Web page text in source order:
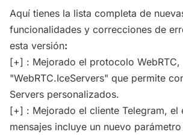
Aquí tienes la lista completa de
funcionalidades y correcciones de
esta versión:
[+] : Mejorado el protocolo WebRTC,
"WebRTC.IceServers" que permite
Servers personalizados.
[+] : Mejorado el cliente Telegram, el
mensajes incluye un nuevo